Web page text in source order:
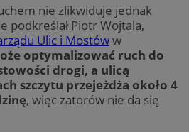
nie zlikwiduje jednak
podkreślał Piotr Wojtala,
Ulic i Mostóww
optymalizować ruch do
drogi, a ulicą
szczytu przejeżdża około 4
, więc zatorów nie da się